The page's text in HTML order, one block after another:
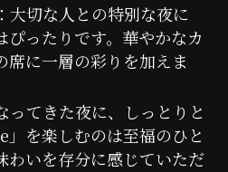
大切な人との特別な夜に
ぴったりです。華やかなカ
席に一層の彩りを加えま
ってきた夜に、しっとりと
を楽しむのは至福のひと
わいを存分に感じていただ